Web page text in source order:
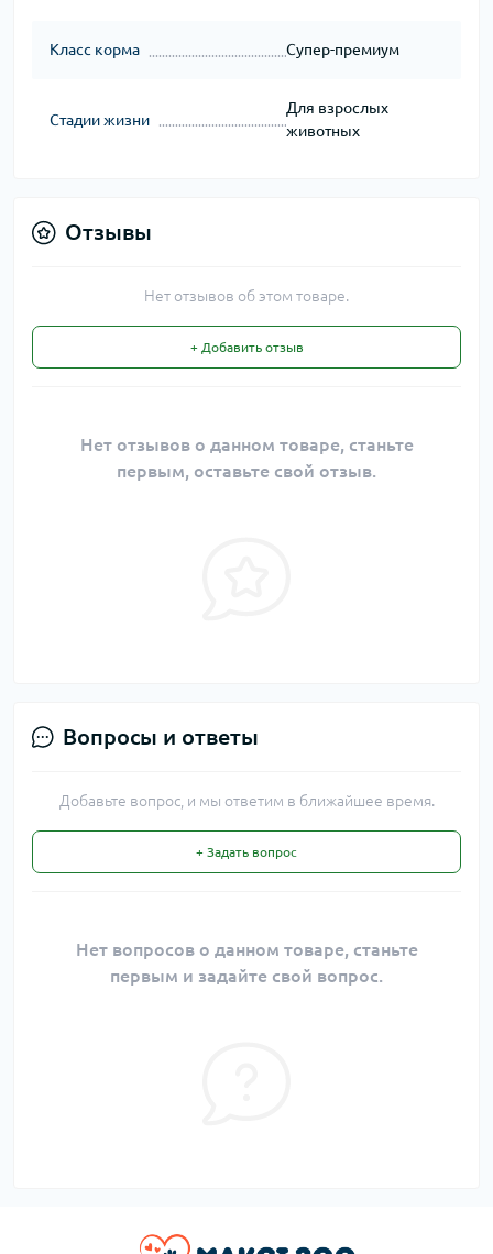
Класс корма Супер-премиум
Стадии жизни
Для взрослых
животных
Отзывы
Нет отзывов об этом товаре.
+ Добавить отзыв
Нет отзывов о данном товаре, станьте
первым, оставьте свой отзыв.
Вопросы и ответы
Добавьте вопрос, и мы ответим в ближайшее время.
+ Задать вопрос
Нет вопросов о данном товаре, станьте
первым и задайте свой вопрос.